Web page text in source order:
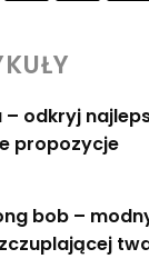
odkryj
propozycje
bob –